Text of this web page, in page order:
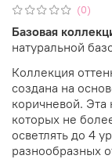
(0)
Базовая
натуральной
Коллекция
создана на
коричневой. Эта
которых не
осветлять до 4
разнообразных